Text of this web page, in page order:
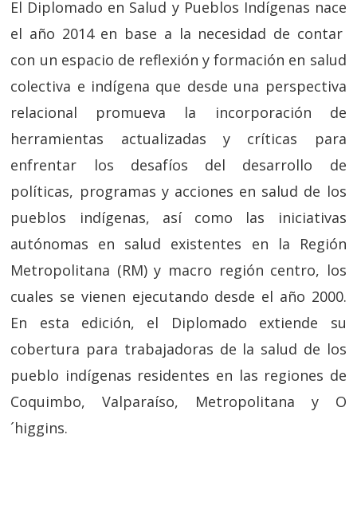
El Diplomado en Salud y Pueblos Indígenas nace
el año 2014 en base a la necesidad de contar
con un espacio de reflexión y formación en salud
colectiva e indígena que desde una perspectiva
relacional promueva la incorporación de
herramientas actualizadas y críticas para
enfrentar los desafíos del desarrollo de
políticas, programas y acciones en salud de los
pueblos indígenas, así como las iniciativas
autónomas en salud existentes en la Región
Metropolitana (RM) y macro región centro, los
cuales se vienen ejecutando desde el año 2000.
En esta edición, el Diplomado extiende su
cobertura para trabajadoras de la salud de los
pueblo indígenas residentes en las regiones de
Coquimbo, Valparaíso, Metropolitana y O
´higgins.